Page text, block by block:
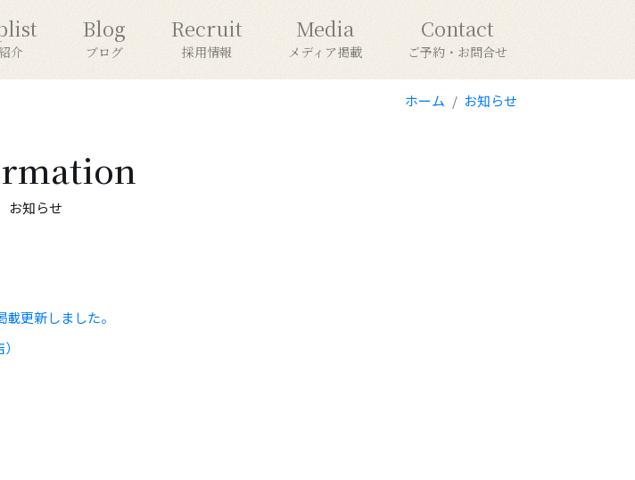
介
Blog
ブログ
Recruit
採用情報
Media
メディア掲載
Contact
ご予約・お問合せ
ホーム お知らせ
お知らせ
更新しました。